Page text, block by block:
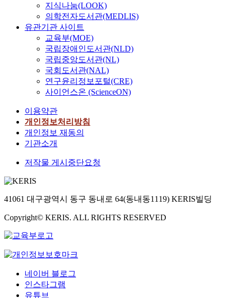
지식나눔(LOOK)
의학전자도서관(MEDLIS)
유관기관 사이트
교육부(MOE)
국립장애인도서관(NLD)
국립중앙도서관(NL)
국회도서관(NAL)
연구윤리정보포털(CRE)
사이언스온 (ScienceON)
이용약관
개인정보처리방침
개인정보 재동의
기관소개
저작물 게시중단요청
41061 대구광역시 동구 동내로 64(동내동1119) KERIS빌딩
Copyright© KERIS. ALL RIGHTS RESERVED
네이버 블로그
인스타그램
유튜브